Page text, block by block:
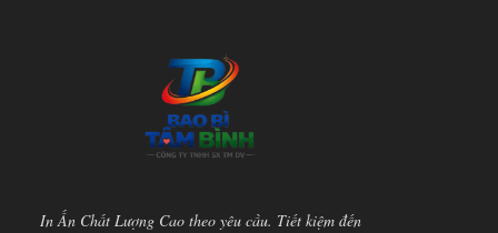
In Ấn Chất Lượng Cao theo yêu cầu. Tiết kiệm đến